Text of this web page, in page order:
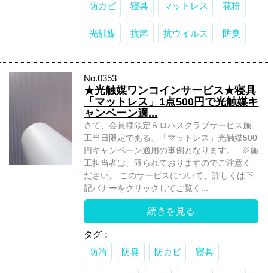
防カビ
寝具 マットレス 花粉
光触媒 抗菌 抗ウイルス 防臭
No.0353
★光触媒ワンコインサービス★寝具
「マットレス」1点500円で光触媒キ
ャンペーン適...
さて、会員様限定＆ロハスクラブサービス施
工当日限定である、「マットレス」光触媒500
円キャンペーン適用の事例となります。 ※施
工担当者は、限られておりますのでご注意く
ださい。 このサービスについて、詳しくは下
記バナーをクリックしてご覧く...
続きを見る
タグ：
防汚
防臭 防カビ 寝具